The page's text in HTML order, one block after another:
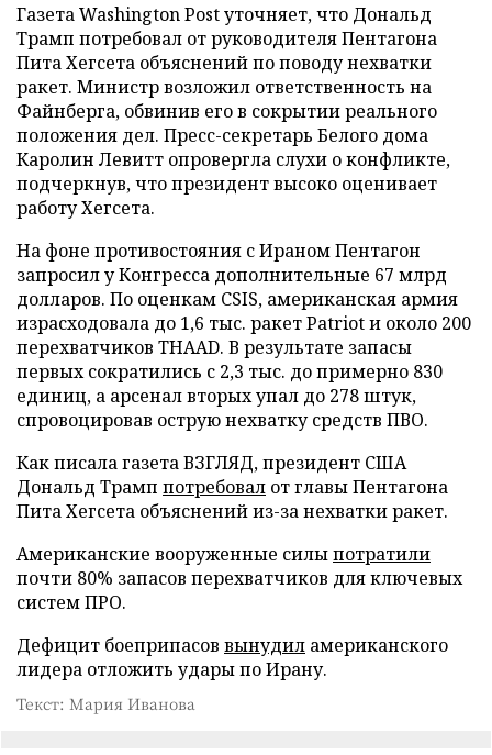
Газета Washington Post уточняет, что Дональд
Трамп потребовал от руководителя Пентагона
Пита Хегсета объяснений по поводу нехватки
ракет. Министр возложил ответственность на
Файнберга, обвинив его в сокрытии реального
положения дел. Пресс-секретарь Белого дома
Каролин Левитт опровергла слухи о конфликте,
подчеркнув, что президент высоко оценивает
работу Хегсета.
На фоне противостояния с Ираном Пентагон
запросил у Конгресса дополнительные 67 млрд
долларов. По оценкам CSIS, американская армия
израсходовала до 1,6 тыс. ракет Patriot и около 200
перехватчиков THAAD. В результате запасы
первых сократились с 2,3 тыс. до примерно 830
единиц, а арсенал вторых упал до 278 штук,
спровоцировав острую нехватку средств ПВО.
Как писала газета ВЗГЛЯД, президент США
Дональд Трамп потребовал от главы Пентагона
Пита Хегсета объяснений из-за нехватки ракет.
Американские вооруженные силыпотратили
почти 80% запасов перехватчиков для ключевых
систем ПРО.
Дефицит боеприпасов вынудил американского
лидера отложить удары по Ирану.
Текст: Мария Иванова